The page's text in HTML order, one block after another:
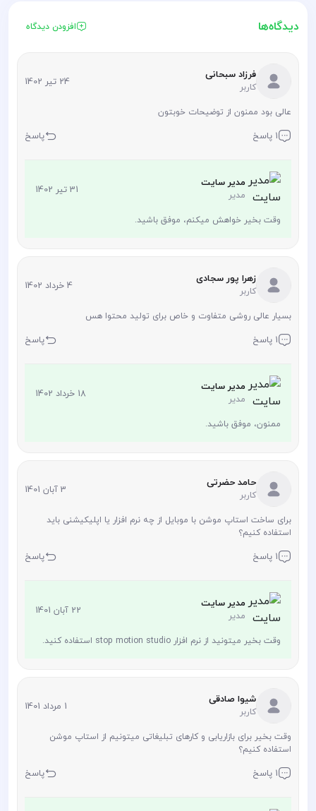
دیدگاه‌ها افزودن دیدگاه
فرزاد سبحانی
کاربر 24 تیر 1402
عالی بود ممنون از توضیحات خوبتون
1 پاسخ پاسخ
مدیر سایت
مدیر 31 تیر 1402
وقت بخیر خواهش میکنم، موفق باشید.
زهرا پور سجادی
کاربر 4 خرداد 1402
بسیار عالی روشی متفاوت و خاص برای تولید محتوا هس
1 پاسخ پاسخ
مدیر سایت
مدیر 18 خرداد 1402
ممنون، موفق باشید.
حامد حضرتی
کاربر 3 آبان 1401
برای ساخت استاپ موشن با موبایل از چه نرم افزار یا اپلیکیشنی باید
استفاده کنیم؟
1 پاسخ پاسخ
مدیر سایت
مدیر 22 آبان 1401
وقت بخیر میتونید از نرم افزار stop motion studio استفاده کنید.
شیوا صادقی
کاربر 1 مرداد 1401
وقت بخیر برای بازاریابی و کارهای تبلیغاتی میتونیم از استاپ موشن
استفاده کنیم؟
1 پاسخ پاسخ